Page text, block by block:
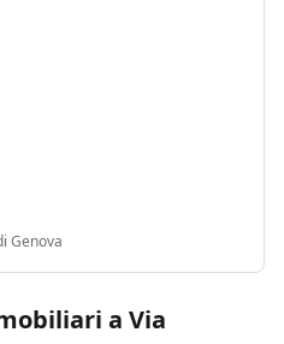
Genova
a Via